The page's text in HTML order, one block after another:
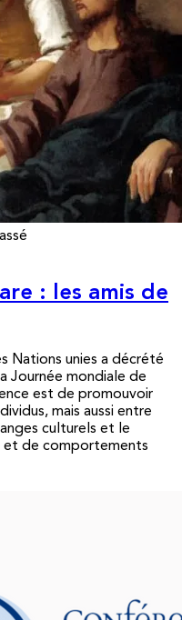
: les amis de
Nations unies a décrété
Journée mondiale de
est de promouvoir
mais aussi entre
culturels et le
et de comportements